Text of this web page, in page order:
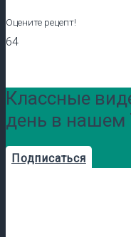
Оцените рецепт!
64
Классные
день в нашем
Подписаться